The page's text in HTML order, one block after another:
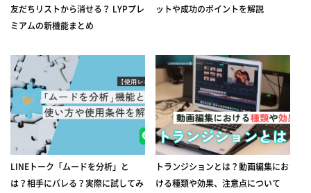
友だちリストから消せる？ LYPプレ
ミアムの新機能まとめ
ットや成功のポイントを解説
LINEトーク「ムードを分析」と
は？相手にバレる？実際に試してみ
トランジションとは？動画編集にお
ける種類や効果、注意点について